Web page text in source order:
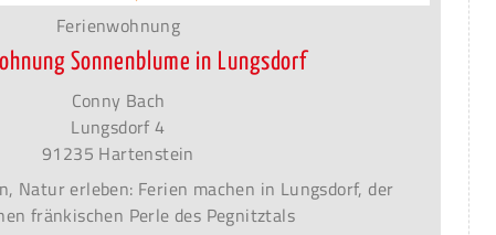
Ferienwohnung
Sonnenblume in Lungsdorf
Conny Bach
Lungsdorf 4
91235 Hartenstein
Natur erleben: Ferien machen in Lungsdorf, der
fränkischen Perle des Pegnitztals